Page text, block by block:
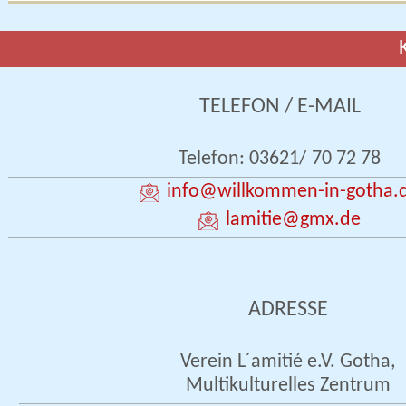
TELEFON / E-MAIL
Telefon: 03621/ 70 72 78
info@willkommen-in-
lamitie@gmx.de
ADRESSE
Verein L´amitié e.V. Gotha,
Multikulturelles Zentrum